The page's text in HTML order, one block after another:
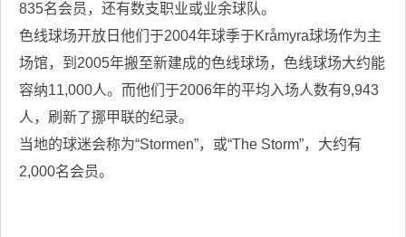
835名会员，还有数支职业或业余球队。
色线球场开放日他们于2004年球季于Kråmyra球场作为主
场馆，到2005年搬至新建成的色线球场，色线球场大约能
容纳11,000人。而他们于2006年的平均入场人数有9,943
人，刷新了挪甲联的纪录。
当地的球迷会称为“Stormen”，或“The Storm”，大约有
2,000名会员。